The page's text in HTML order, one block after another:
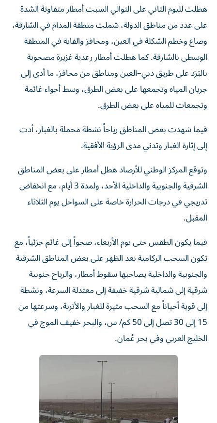
هطلت لليوم الثاني على التوالي السبت أمطار متفاوتة الشدة
على عدد من مناطق الدولة، شملت منطقة المدام في الشارقة،
وصاع وخطم الشكلة في العين، ومحافز والفاية في المنطقة
الوسطى بالشارقة. كما هطلت أمطار رعدية غزيرة مصحوبة
بالبَرَد على طريق دبي–العين ومناطق من محافز، ما أدى إلى
جريان المياه وتجمعها على بعض الطرق، وسط أجواء غائمة
وتجمعات للمياه على بعض الطرق.
فيما شهدت بعض المناطق رياحاً نشطة محملة بالغبار، أدت
إلى إثارة الغبار وتدني مدى الرؤية الأفقية.
وتوقع المركز الوطني للأرصاد هطل أمطار على بعض المناطق
الشرقية والجنوبية والداخلية الأحد، ولمدة 3 أيام، مع انخفاض
تدريجي في درجات الحرارة خاصة على السواحل يوم الثلاثاء
المقبل.
فيما يكون الطقس حتى يوم الأربعاء، صحواً إلى غائم جزئياً، مع
تكون السحب الركامية بعد الظهر على بعض المناطق الشرقية
والجنوبية والداخلية يصاحبها سقوط أمطار، والرياح جنوبية
شرقية إلى شمالية شرقية خفيفة إلى معتدلة السرعة، ونشطة
إلى قوية أحياناً مع السحب مثيرة للغبار والأتربة، وسرعتها من
15 إلى 30 تصل إلى 50 كم/ س، والبحر خفيف الموج في
الخليج العربي وفي بحر عُمان.